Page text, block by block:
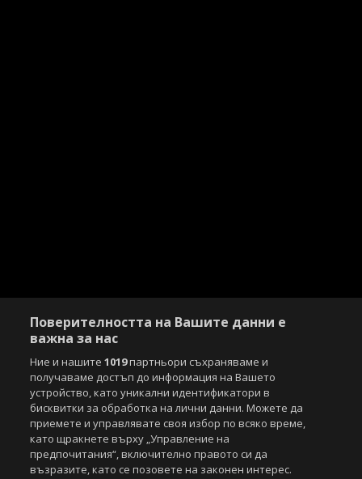
Поверителността на Вашите данни е
важна за нас
Ние и нашите1019партньори съхраняваме и
получаваме достъп до информация на Вашето
устройство, като уникални идентификатори в
бисквитки за обработка на лични данни. Можете да
приемете и управлявате своя избор по всяко време,
като щракнете върху „Управление на
предпочитания“, включително правото си да
възразите, като се позовете на законен интерес.